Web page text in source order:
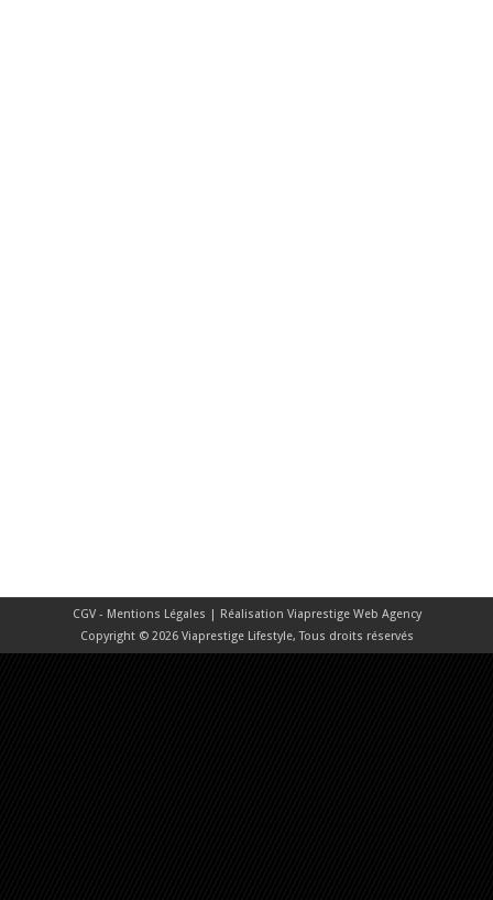
CGV - Mentions Légales | Réalisation Viaprestige Web Agency
Copyright © 2026 Viaprestige Lifestyle, Tous droits réservés